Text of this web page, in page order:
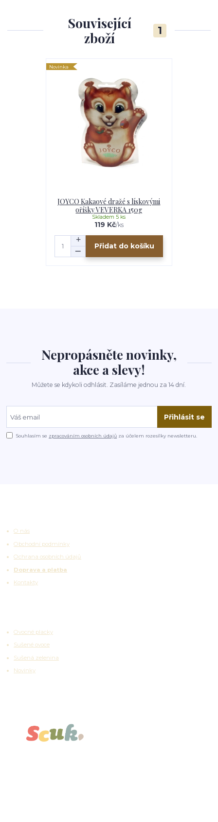
Související
zboží
1
Novinka
JOYCO Kakaové dražé s lískovými
oříšky VEVERKA 150g
119 Kč/ks
Skladem 5 ks
Přidat do košíku
Nepropásněte novinky,
akce a slevy!
Můžete se kdykoli odhlásit. Zasíláme jednou za 14 dní.
Přihlásit se
Souhlasím se zpracováním osobních údajů za účelem rozesílky newsletteru.
O nás
Obchodní podmínky
Ochrana osobních údajů
Doprava a platba
Kontakty
Ovocné placky
Sušené ovoce
Sušená zelenina
Novinky